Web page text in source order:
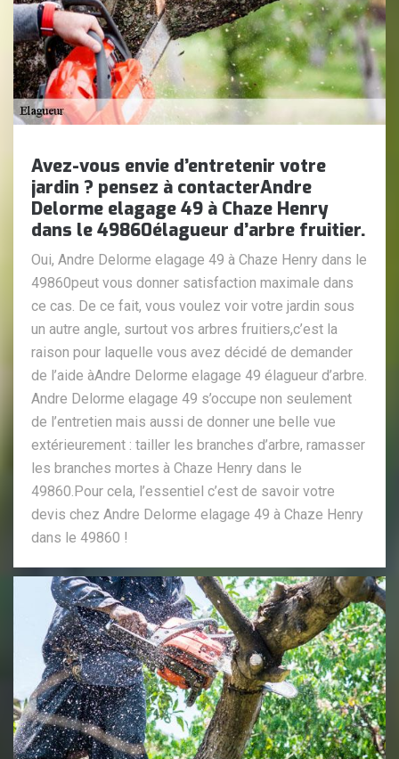
Avez-vous envie d’entretenir votre
jardin ? pensez à contacterAndre
Delorme elagage 49 à Chaze Henry
dans le 49860élagueur d’arbre fruitier.
Oui, Andre Delorme elagage 49 à Chaze Henry dans le
49860peut vous donner satisfaction maximale dans
ce cas. De ce fait, vous voulez voir votre jardin sous
un autre angle, surtout vos arbres fruitiers,c’est la
raison pour laquelle vous avez décidé de demander
de l’aide àAndre Delorme elagage 49 élagueur d’arbre.
Andre Delorme elagage 49 s’occupe non seulement
de l’entretien mais aussi de donner une belle vue
extérieurement : tailler les branches d’arbre, ramasser
les branches mortes à Chaze Henry dans le
49860.Pour cela, l’essentiel c’est de savoir votre
devis chez Andre Delorme elagage 49 à Chaze Henry
dans le 49860 !